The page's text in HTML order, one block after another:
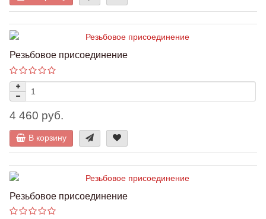
Резьбовое присоединение
4 460 руб.
В корзину
Резьбовое присоединение